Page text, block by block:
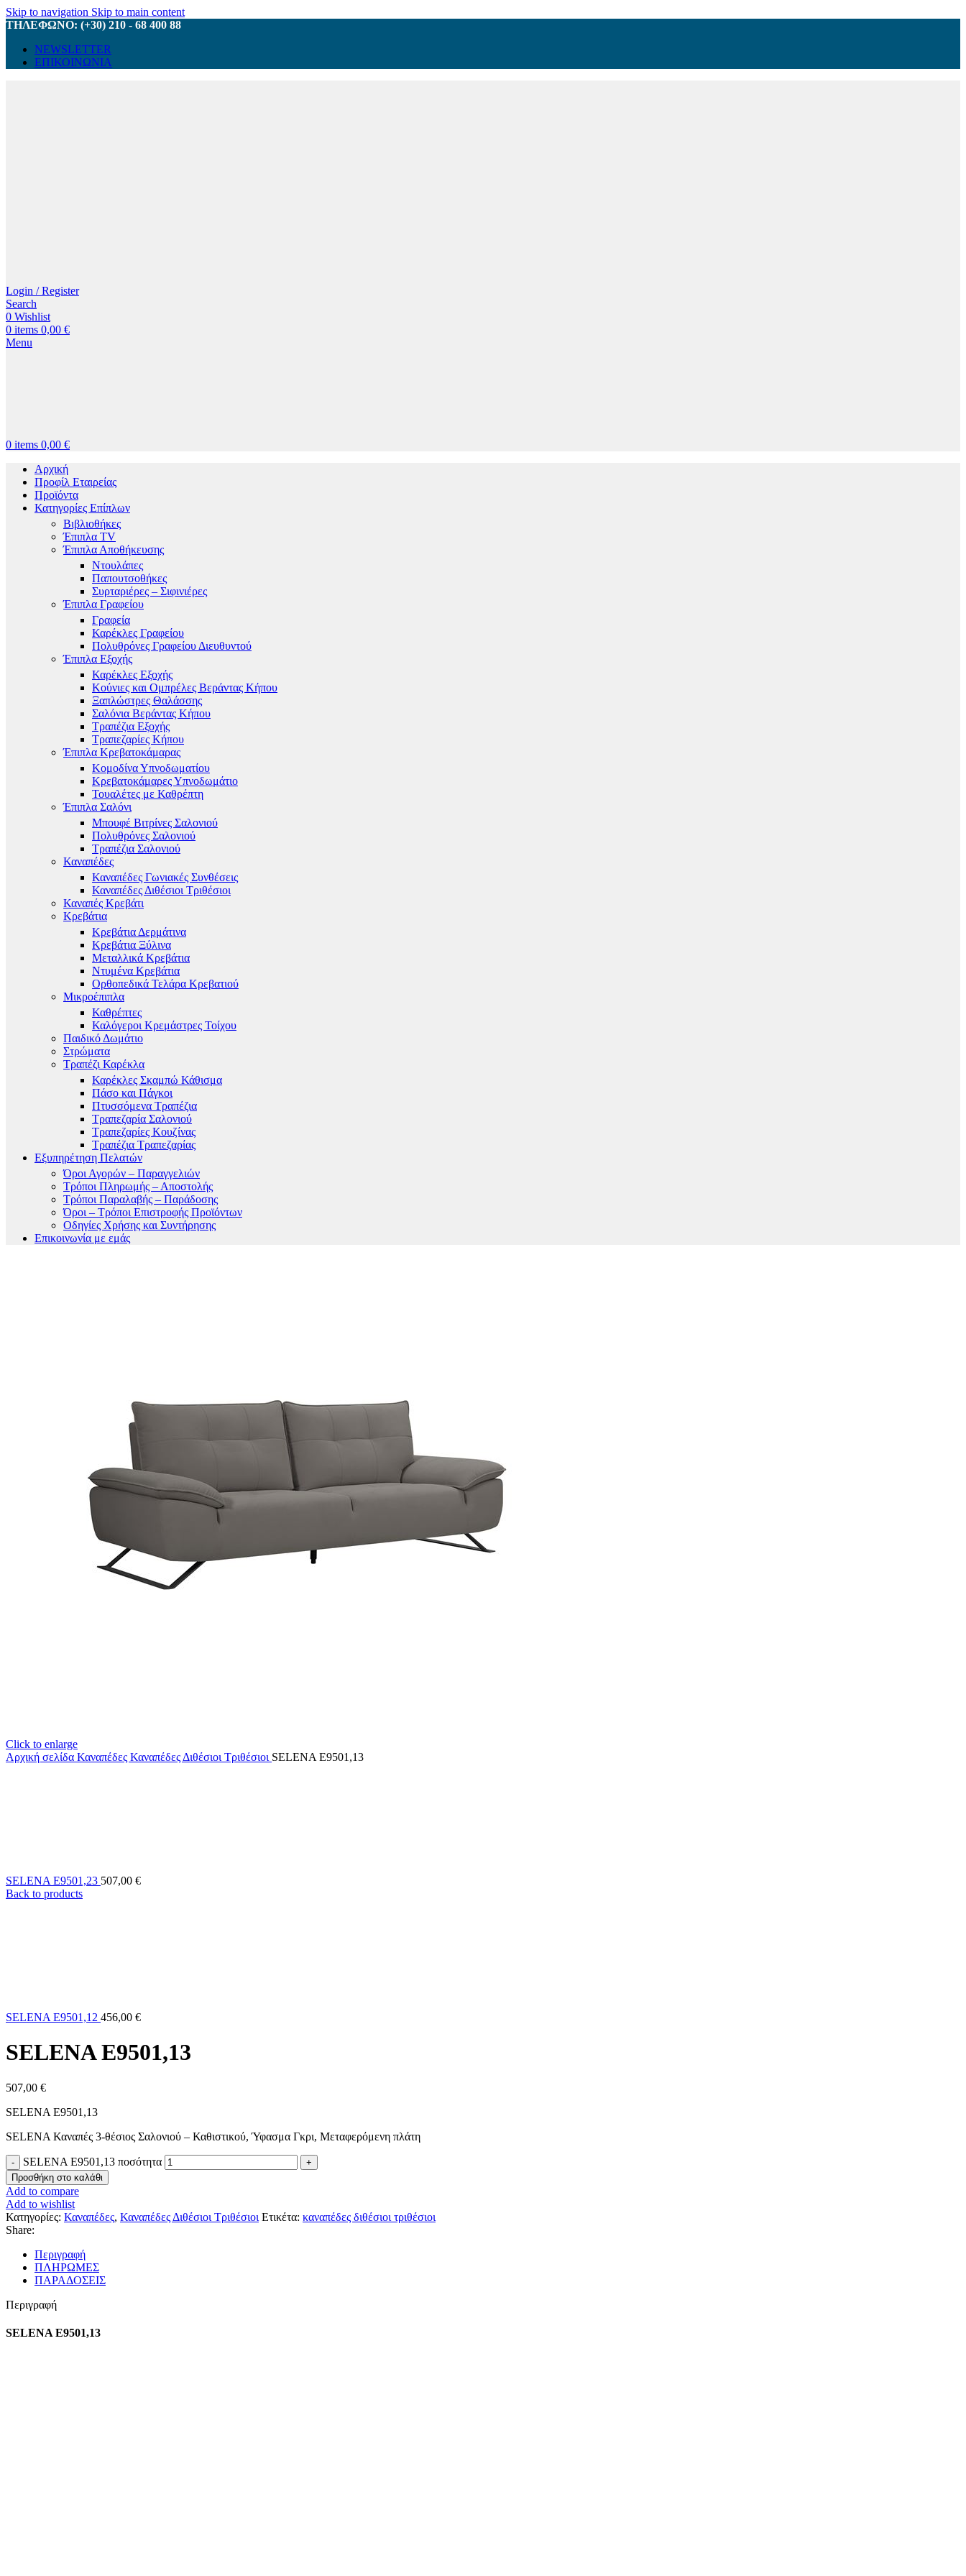
Skip to navigation Skip to main content
ΤΗΛΕΦΩΝΟ: (+30) 210 - 68 400 88
NEWSLETTER
ΕΠΙΚΟΙΝΩΝΙΑ
Login / Register
Search
0 Wishlist
0 items 0,00 €
Menu
0 items 0,00 €
Αρχική
Προφίλ Εταιρείας
Προϊόντα
Κατηγορίες Επίπλων
Βιβλιοθήκες
Έπιπλα TV
Έπιπλα Αποθήκευσης
Ντουλάπες
Παπουτσοθήκες
Συρταριέρες – Σιφινιέρες
Έπιπλα Γραφείου
Γραφεία
Καρέκλες Γραφείου
Πολυθρόνες Γραφείου Διευθυντού
Έπιπλα Εξοχής
Καρέκλες Εξοχής
Κούνιες και Ομπρέλες Βεράντας Κήπου
Ξαπλώστρες Θαλάσσης
Σαλόνια Βεράντας Κήπου
Τραπέζια Εξοχής
Τραπεζαρίες Κήπου
Έπιπλα Κρεβατοκάμαρας
Κομοδίνα Υπνοδωματίου
Κρεβατοκάμαρες Υπνοδωμάτιο
Τουαλέτες με Καθρέπτη
Έπιπλα Σαλόνι
Μπουφέ Βιτρίνες Σαλονιού
Πολυθρόνες Σαλονιού
Τραπέζια Σαλονιού
Καναπέδες
Καναπέδες Γωνιακές Συνθέσεις
Καναπέδες Διθέσιοι Τριθέσιοι
Καναπές Κρεβάτι
Κρεβάτια
Κρεβάτια Δερμάτινα
Κρεβάτια Ξύλινα
Μεταλλικά Κρεβάτια
Ντυμένα Κρεβάτια
Ορθοπεδικά Τελάρα Κρεβατιού
Μικροέπιπλα
Καθρέπτες
Καλόγεροι Κρεμάστρες Τοίχου
Παιδικό Δωμάτιο
Στρώματα
Τραπέζι Καρέκλα
Καρέκλες Σκαμπώ Κάθισμα
Πάσο και Πάγκοι
Πτυσσόμενα Τραπέζια
Τραπεζαρία Σαλονιού
Τραπεζαρίες Κουζίνας
Τραπέζια Τραπεζαρίας
Εξυπηρέτηση Πελατών
Όροι Αγορών – Παραγγελιών
Τρόποι Πληρωμής – Αποστολής
Τρόποι Παραλαβής – Παράδοσης
Όροι – Τρόποι Επιστροφής Προϊόντων
Οδηγίες Χρήσης και Συντήρησης
Επικοινωνία με εμάς
Click to enlarge
Αρχική σελίδα Καναπέδες Καναπέδες Διθέσιοι Τριθέσιοι SELENA Ε9501,13
SELENA Ε9501,23 507,00 €
Back to products
SELENA Ε9501,12 456,00 €
SELENA Ε9501,13
507,00 €
SELENA Ε9501,13
SELENA Καναπές 3-θέσιος Σαλονιού – Καθιστικού, Ύφασμα Γκρι, Μεταφερόμενη πλάτη
SELENA Ε9501,13 ποσότητα
Προσθήκη στο καλάθι
Add to compare
Add to wishlist
Κατηγορίες: Καναπέδες, Καναπέδες Διθέσιοι Τριθέσιοι Ετικέτα: καναπέδες διθέσιοι τριθέσιοι
Share:
Περιγραφή
ΠΛΗΡΩΜΕΣ
ΠΑΡΑΔΟΣΕΙΣ
Περιγραφή
SELENA Ε9501,13